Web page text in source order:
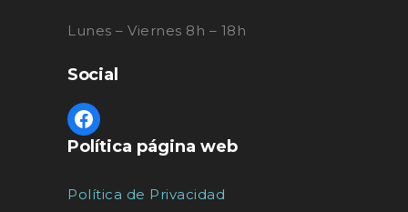
Lunes – Viernes 8h – 18h
Social
Política página web
Política de Privacidad